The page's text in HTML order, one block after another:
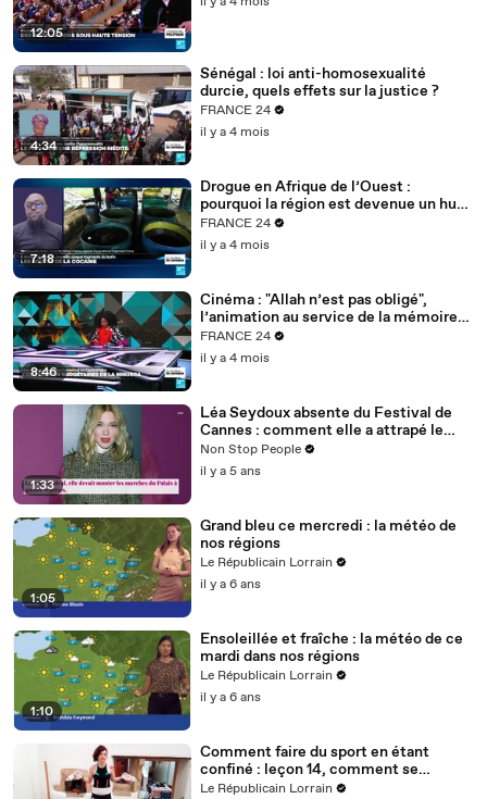
12:05
4:34
Sénégal : loi anti-homosexualité
durcie, quels effets sur la justice ?
FRANCE 24
il y a 4 mois
7:18
Drogue en Afrique de l’Ouest :
pourquoi la région est devenue un hub
mondial
FRANCE 24
il y a 4 mois
8:46
Cinéma : "Allah n’est pas obligé",
l’animation au service de la mémoire
des enfants-soldats
FRANCE 24
il y a 4 mois
1:33
Léa Seydoux absente du Festival de
Cannes : comment elle a attrapé le
Covid
Non Stop People
il y a 5 ans
1:05
Grand bleu ce mercredi : la météo de
nos régions
Le Républicain Lorrain
il y a 6 ans
1:10
Ensoleillée et fraîche : la météo de ce
mardi dans nos régions
Le Républicain Lorrain
il y a 6 ans
Comment faire du sport en étant
confiné : leçon 14, comment se
muscler avec des bouteilles d'eau ?
Le Républicain Lorrain